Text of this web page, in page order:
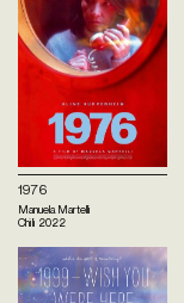
1976
Manuela Martelli
Chili 2022